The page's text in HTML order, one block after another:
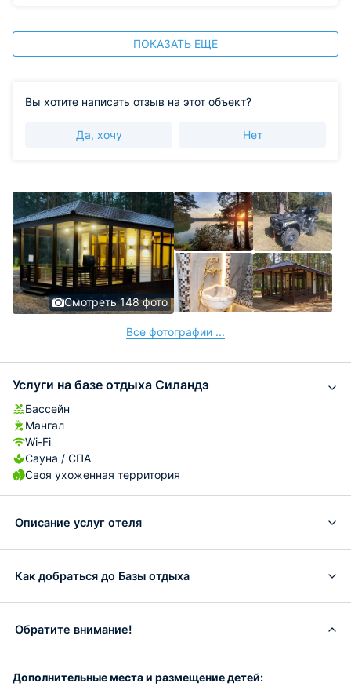
ПОКАЗАТЬ ЕЩЕ
Вы хотите написать отзыв на этот объект?
Да, хочу Нет
Смотреть 148 фото
Все фотографии ...
Услуги на базе отдыха Силандэ
Бассейн
Мангал
Wi-Fi
Сауна / СПА
Своя ухоженная территория
Описание услуг отеля
Как добраться до Базы отдыха
Обратите внимание!
Дополнительные места и размещение детей: